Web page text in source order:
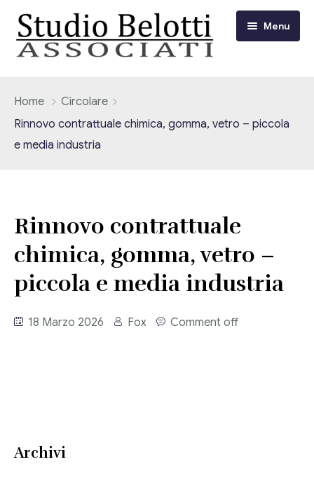
Menu
I nostri servizi
Adempimenti Dichiarativi e Fiscali
Contrattualistica Varia
Consulenza Societaria
Consulenza del Lavoro
Eventi
Corsi FAD
Video/Tv
Pubblicazioni
Home
Circolare
Rinnovo contrattuale chimica, gomma, vetro – piccola
e media industria
Rinnovo contrattuale
chimica, gomma, vetro –
piccola e media industria
18 Marzo 2026 Fox Comment off
Archivi